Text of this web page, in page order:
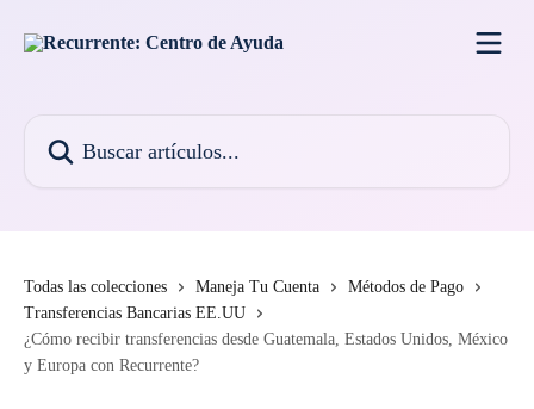
Todas las colecciones Maneja Tu Cuenta
Métodos de Pago
Transferencias Bancarias EE.UU
¿Cómo recibir transferencias desde Guatemala, Estados Unidos, México
y Europa con Recurrente?